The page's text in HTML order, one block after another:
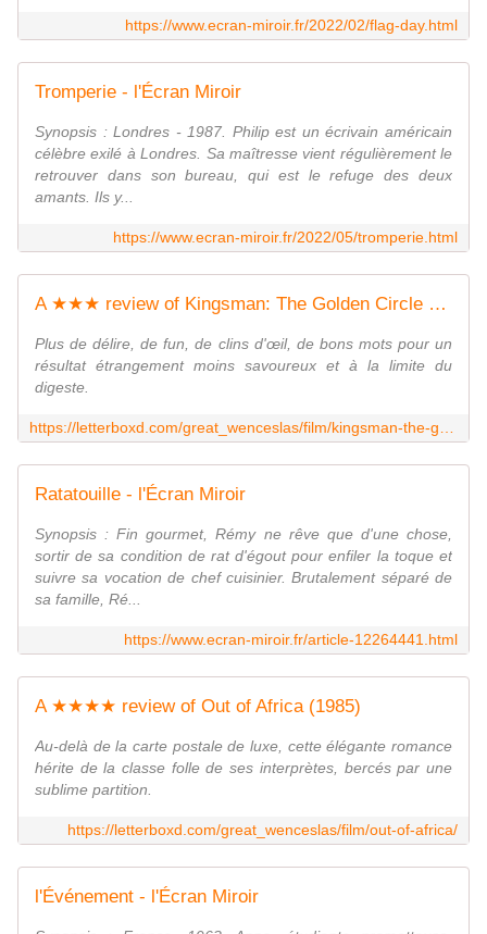
https://www.ecran-miroir.fr/2022/02/flag-day.html
Tromperie - l'Écran Miroir
Synopsis : Londres - 1987. Philip est un écrivain américain
célèbre exilé à Londres. Sa maîtresse vient régulièrement le
retrouver dans son bureau, qui est le refuge des deux
amants. Ils y...
https://www.ecran-miroir.fr/2022/05/tromperie.html
A ★★★ review of Kingsman: The Golden Circle (2017)
Plus de délire, de fun, de clins d'œil, de bons mots pour un
résultat étrangement moins savoureux et à la limite du
digeste.
Ratatouille - l'Écran Miroir
Synopsis : Fin gourmet, Rémy ne rêve que d'une chose,
sortir de sa condition de rat d'égout pour enfiler la toque et
suivre sa vocation de chef cuisinier. Brutalement séparé de
sa famille, Ré...
https://www.ecran-miroir.fr/article-12264441.html
A ★★★★ review of Out of Africa (1985)
Au-delà de la carte postale de luxe, cette élégante romance
hérite de la classe folle de ses interprètes, bercés par une
sublime partition.
https://letterboxd.com/great_wenceslas/film/out-of-africa/
l'Événement - l'Écran Miroir